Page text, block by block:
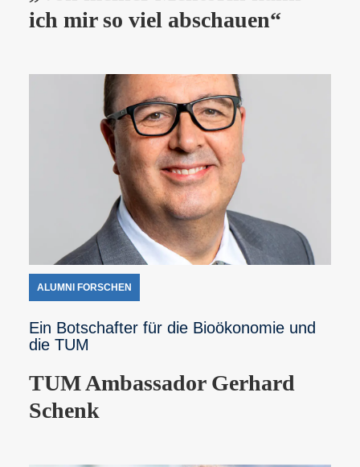
ich mir so viel abschauen“
ALUMNI FORSCHEN
Ein Botschafter für die Bioökonomie und
die TUM
TUM Ambassador Gerhard
Schenk